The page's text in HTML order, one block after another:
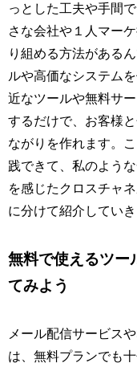
っとした工夫や手間
さな会社や１人マー
り組める方法がある
ルや高価なシステム
近なツールや無料サ
するだけで、お客様
ながりを作れます。
践できて、私のよう
を感じたクロスチャ
に分けて紹介していき
無料で使えるツー
てみよう
メール配信サービス
は、無料プランでも